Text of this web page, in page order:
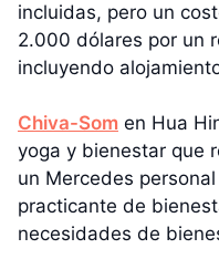
incluidas, pero un
2.000 dólares por un
incluyendo
Chiva-Som en Hua
yoga y bienestar que
un Mercedes
practicante de
necesidades de